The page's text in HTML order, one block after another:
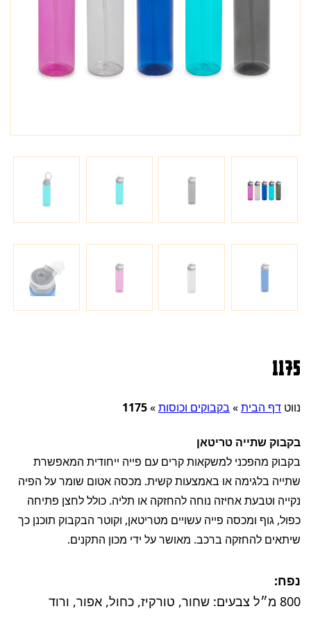
1175
נווט דף הבית» בקבוקים וכוסות»
1175
בקבוק שתייה טריטאן
בקבוק מהפכני למשקאות קרים עם פייה ייחודית המאפשרת
שתייה בלגימה או באמצעות קשית. מכסה אטום שומר על הפיה
נקייה וטבעת אחיזה נוחה להחזקה או תליה. כולל לחצן פתיחה
כפול, גוף ומכסה פייה עשויים מטריטאן, וקוטר הבקבוק תוכנן כך
שיתאים להחזקה ברכב. מאושר על ידי מכון התקנים.
נפח:
800 מ״ל צבעים: שחור, טורקיז, כחול, אפור, ורוד